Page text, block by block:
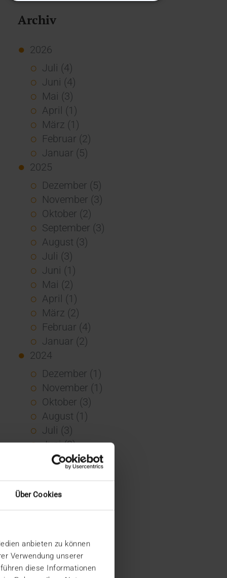
Über Cookies
anbieten zu können
Verwendung unserer
diese Informationen
Archiv
2026
Juli (4)
Juni (4)
Mai (3)
April (1)
März (1)
Februar (2)
Januar (5)
2025
Dezember (5)
November (3)
Oktober (2)
September (3)
August (3)
Juli (3)
Juni (1)
Mai (2)
April (1)
März (2)
Februar (4)
Januar (2)
2024
Dezember (1)
November (1)
Oktober (3)
August (1)
Juli (3)
Juni (3)
Mai (7)
April (4)
Februar (3)
Dezember (5)
November (6)